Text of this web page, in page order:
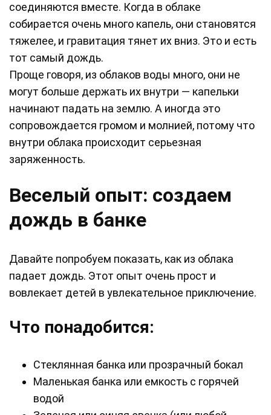
соединяются вместе. Когда в облаке
собирается очень много капель, они становятся
тяжелее, и гравитация тянет их вниз. Это и есть
тот самый дождь.
Проще говоря, из облаков воды много, они не
могут больше держать их внутри — капельки
начинают падать на землю. А иногда это
сопровождается громом и молнией, потому что
внутри облака происходит серьезная
заряженность.
Веселый опыт: создаем
дождь в банке
Давайте попробуем показать, как из облака
падает дождь. Этот опыт очень прост и
вовлекает детей в увлекательное приключение.
Что понадобится:
Стеклянная банка или прозрачный бокал
Маленькая банка или емкость с горячей
водой